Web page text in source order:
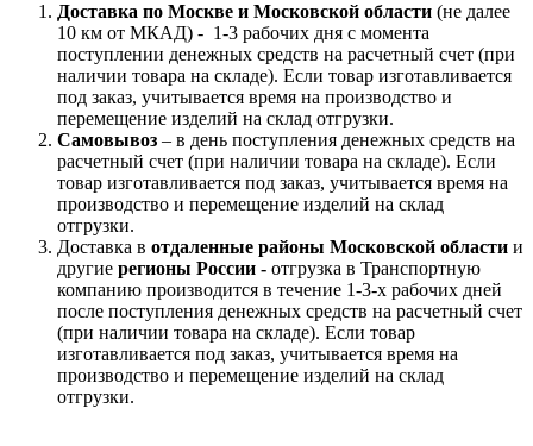
Доставка по Москве и Московской области (не далее
10 км от МКАД) - 1-3 рабочих дня с момента
поступлении денежных средств на расчетный счет (при
наличии товара на складе). Если товар изготавливается
под заказ, учитывается время на производство и
перемещение изделий на склад отгрузки.
Самовывоз – в день поступления денежных средств на
расчетный счет (при наличии товара на складе). Если
товар изготавливается под заказ, учитывается время на
производство и перемещение изделий на склад
отгрузки.
Доставка в отдаленные районы Московской области и
другие регионы России - отгрузка в Транспортную
компанию производится в течение 1-3-х рабочих дней
после поступления денежных средств на расчетный счет
(при наличии товара на складе). Если товар
изготавливается под заказ, учитывается время на
производство и перемещение изделий на склад
отгрузки.